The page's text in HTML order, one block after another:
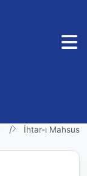
İhtar-ı Mahsus